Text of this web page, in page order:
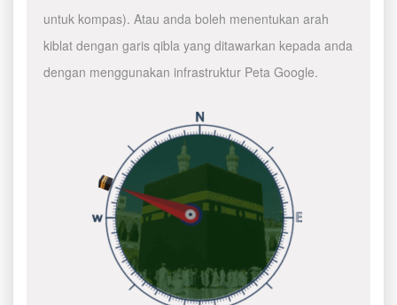
untuk kompas). Atau anda boleh menentukan arah
kiblat dengan garis qibla yang ditawarkan kepada anda
dengan menggunakan infrastruktur Peta Google.